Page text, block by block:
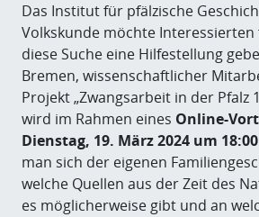
Das Institut für pfälzische
Volkskunde möchte Interessierten
diese Suche eine Hilfestellung
Bremen, wissenschaftlicher
Projekt „Zwangsarbeit in der Pfalz
wird im Rahmen eines Online-
Dienstag, 19. März 2024 um
man sich der eigenen
welche Quellen aus der Zeit des
es möglicherweise gibt und an